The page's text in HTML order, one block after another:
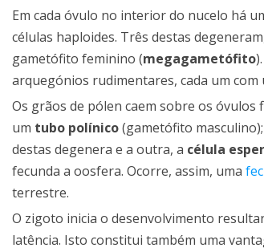
Em cada óvulo no interior do nucelo há
células haploides. Três destas
gametófito feminino (megagametófito
arquegónios rudimentares, cada um
Os grãos de pólen caem sobre os
um tubo polínico(gametófito
destas degenera e a outra, a célula
fecunda a oosfera. Ocorre, assim, uma
terrestre.
O zigoto inicia o desenvolvimento
latência. Isto constitui também uma